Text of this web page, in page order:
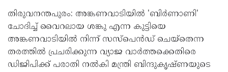
തിരുവനന്തപുരം: അങ്കണവാടിയില്‍ 'ബിര്‍ണാണി'
ചോദിച്ച് വൈറലായ ശങ്കു എന്ന കുട്ടിയെ
അങ്കണവാടിയിൽ നിന്ന് സസ്പെൻഡ് ചെയ്തെന്ന
തരത്തിൽ പ്രചരിക്കുന്ന വ്യാജ വാർത്തക്കെതിരെ
ഡിജിപിക്ക് പരാതി നൽകി മന്ത്രി ബിന്ദുകൃഷ്ണയുടെ